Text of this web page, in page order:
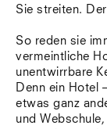
Sie streiten.
So reden sie
vermeintliche
unentwirrbare
Denn ein Hotel
etwas ganz
und